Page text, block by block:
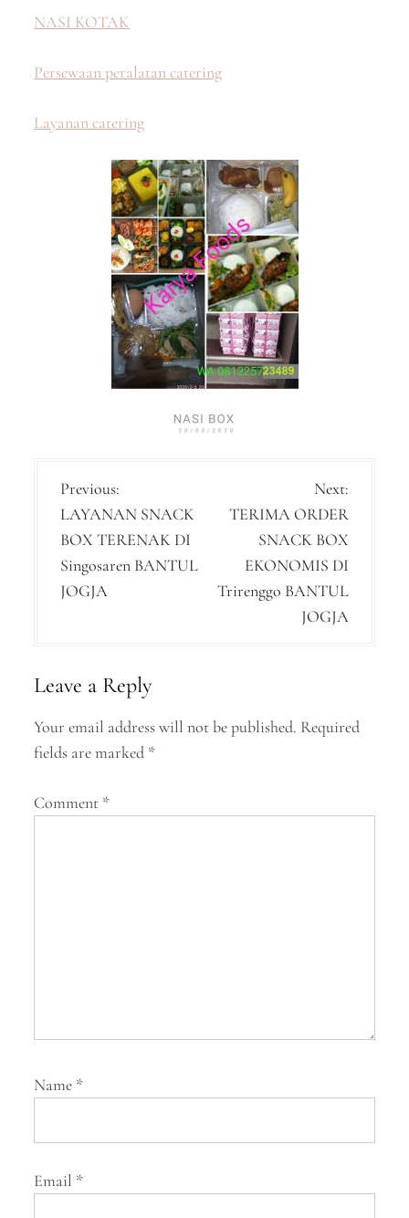
NASI KOTAK
Persewaan peralatan catering
Layanan catering
P
o
s
t
v
g
t
Previous:
LAYANAN SNACK
BOX TERENAK DI
Singosaren BANTUL
JOGJA
Next:
TERIMA ORDER
SNACK BOX
EKONOMIS DI
Trirenggo BANTUL
JOGJA
Leave a Reply
Your email address will not be published. Required
fields are marked *
Comment *
Name *
Email *